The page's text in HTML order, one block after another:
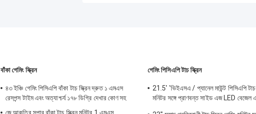
বাঁকা গেমিং স্ক্রিন
৪৩ ইঞ্চি গেমিং পিসিএপি বাঁকা টাচ স্ক্রিন দ্রুত ১ এমএস
রেসপন্স টাইম এবং অত্যাশ্চর্য ১৭৮ ডিগ্রি দেখার কোণ সহ
জে আকৃতির সুপার বাঁকা টাচ স্ক্রিন মনিটর 1 এমএস
গেমিং পিসিএপি টাচ স্ক্রিন
21.5' 'ভিইএসএ / প্যানেল মাউন্ট পিসিএপি টাচ
মনিটর সঙ্গে প্রাণবন্ত সাইড এজ LED